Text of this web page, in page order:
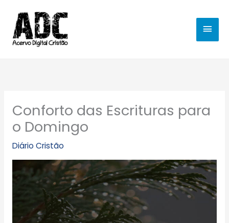
para
conteúdo
Conforto das Escrituras para
o Domingo
Diário Cristão